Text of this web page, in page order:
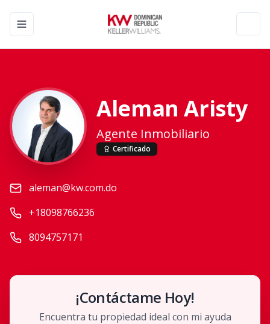
Toggle navigation menu
Aleman Aristy
Agente Inmobiliario
Certificado
aleman@kw.com.do
+18098766236
8094757171
¡Contáctame Hoy!
Encuentra tu propiedad ideal con mi ayuda